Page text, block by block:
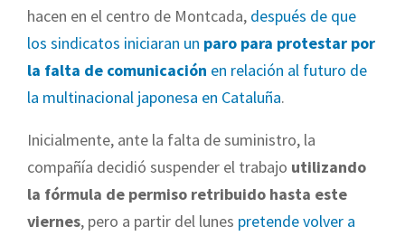
hacen en el centro de Montcada, después de que
los sindicatos iniciaran un paro para protestar por
la falta de comunicación en relación al futuro de
la multinacional japonesa en Cataluña.
Inicialmente, ante la falta de suministro, la
compañía decidió suspender el trabajo utilizando
la fórmula de permiso retribuido hasta este
viernes, pero a partir del lunes pretende volver a